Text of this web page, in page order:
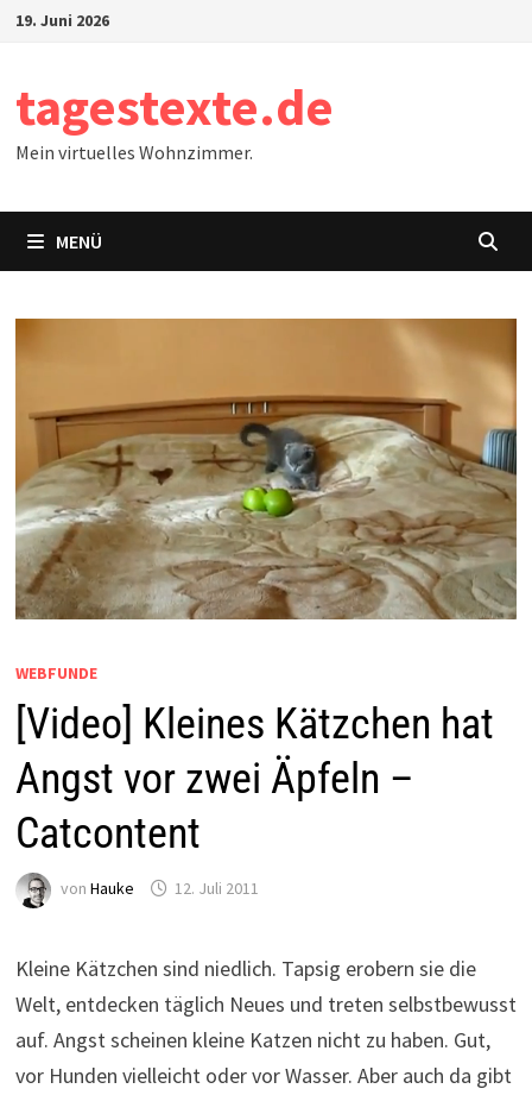
Zum19. Juni 2026
tagestexte.de
Mein virtuelles Wohnzimmer.
MENÜ
WEBFUNDE
[Video] Kleines Kätzchen hat
Angst vor zwei Äpfeln –
Catcontent
von Hauke 12. Juli 2011
Kleine Kätzchen sind niedlich. Tapsig erobern sie die
Welt, entdecken täglich Neues und treten selbstbewusst
auf. Angst scheinen kleine Katzen nicht zu haben. Gut,
vor Hunden vielleicht oder vor Wasser. Aber auch da gibt